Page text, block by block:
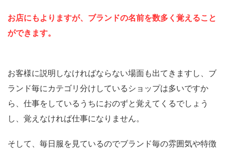
お店にもよりますが、ブランドの名前を数多く覚えること
ができます。
お客様に説明しなければならない場面も出てきますし、ブ
ランド毎にカテゴリ分けしているショップは多いですか
ら、仕事をしているうちにおのずと覚えてくるでしょう
し、覚えなければ仕事になりません。
そして、毎日服を見ているのでブランド毎の雰囲気や特徴